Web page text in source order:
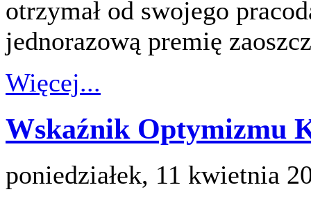
otrzymał od swojego
jednorazową premię
Więcej...
Wskaźnik Optymizmu
poniedziałek, 11 kwietnia